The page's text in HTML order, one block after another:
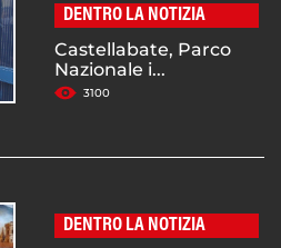
DENTRO LA NOTIZIA
Castellabate, Parco
Nazionale i...
3100
DENTRO LA NOTIZIA